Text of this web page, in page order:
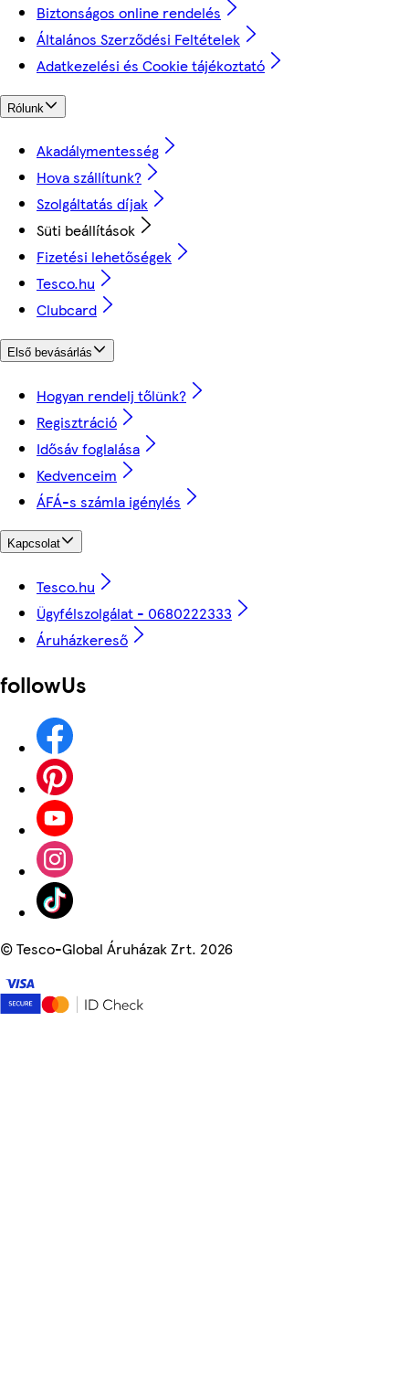
Biztonságos online rendelés
Általános Szerződési Feltételek
Adatkezelési és Cookie tájékoztató
Rólunk
Akadálymentesség
Hova szállítunk?
Szolgáltatás díjak
Süti beállítások
Fizetési lehetőségek
Tesco.hu
Clubcard
Első bevásárlás
Hogyan rendelj tőlünk?
Regisztráció
Idősáv foglalása
Kedvenceim
ÁFÁ-s számla igénylés
Kapcsolat
Tesco.hu
Ügyfélszolgálat - 0680222333
Áruházkereső
followUs
©Tesco-Global Áruházak Zrt. 2026